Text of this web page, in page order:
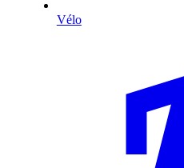
Vélo